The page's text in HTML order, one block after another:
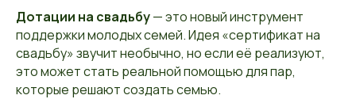
Дотации на свадьбу— это новый инструмент
поддержки молодых семей. Идея «сертификат на
свадьбу» звучит необычно, но если её реализуют,
это может стать реальной помощью для пар,
которые решают создать семью.